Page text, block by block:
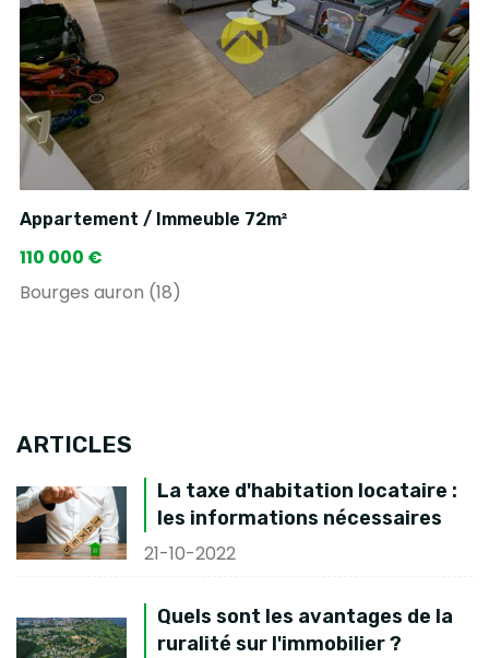
Appartement / Immeuble 72m²
110 000 €
Bourges auron (18)
ARTICLES
La taxe d'habitation locataire :
les informations nécessaires
21-10-2022
Quels sont les avantages de la
ruralité sur l'immobilier ?